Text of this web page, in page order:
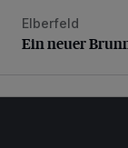
Ein neuer
Elberfeld
Ein neuer